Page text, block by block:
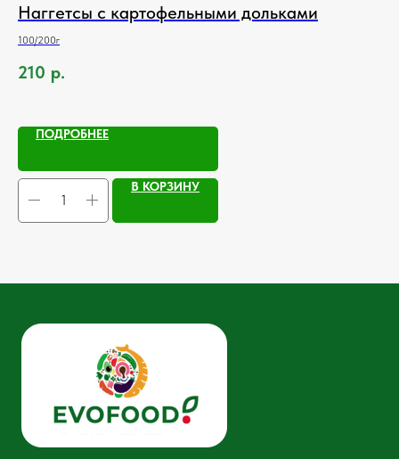
Наггетсы с картофельными дольками
100/200г
210 р.
ПОДРОБНЕЕ
В КОРЗИНУ